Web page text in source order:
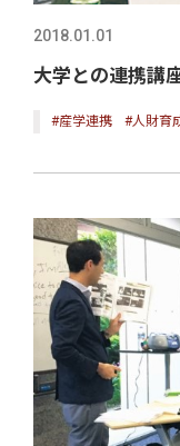
2018.01.01
大学との連携講
#産学連携 #人財育